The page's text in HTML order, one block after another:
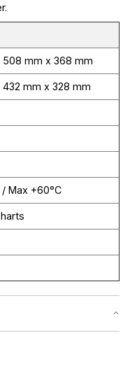
mm x 368 mm
mm x 328 mm
Max +60°C